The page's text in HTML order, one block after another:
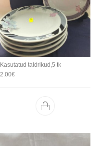
Kasutatud taldrikud,5 tk
2.00€